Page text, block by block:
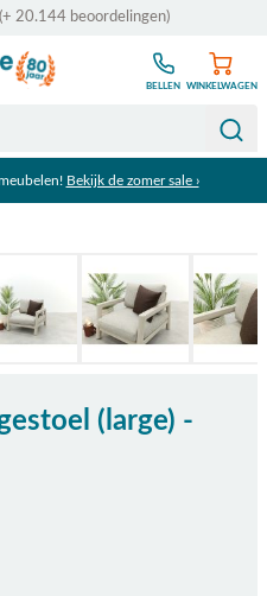
20.144 beoordelingen)
BELLEN WINKELWAGEN
Bekijk de zomer sale ›
(large) -